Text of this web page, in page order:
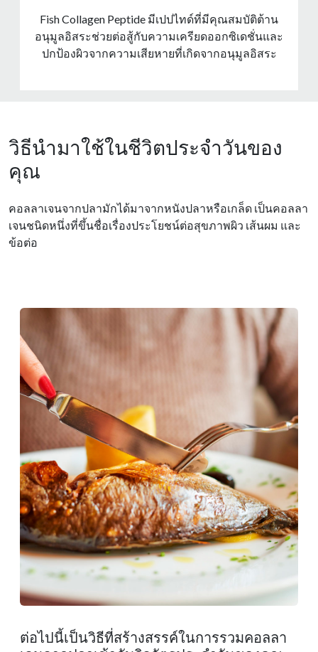
Fish Collagen Peptide มีเปปไทด์ที่มีคุณสมบัติต้าน
อนุมูลอิสระช่วยต่อสู้กับความเครียดออกซิเดชั่นและ
ปกป้องผิวจากความเสียหายที่เกิดจากอนุมูลอิสระ
วิธีนำมาใช้ในชีวิตประจำวันของ
คุณ
คอลลาเจนจากปลามักได้มาจากหนังปลาหรือเกล็ด เป็นคอลลา
เจนชนิดหนึ่งที่ขึ้นชื่อเรื่องประโยชน์ต่อสุขภาพผิว เส้นผม และ
ข้อต่อ
ต่อไปนี้เป็นวิธีที่สร้างสรรค์ในการรวมคอลลา